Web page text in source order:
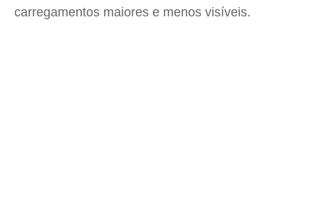
carregamentos maiores e menos visíveis.